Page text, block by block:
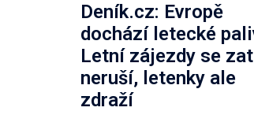
Deník.cz: Evropě
dochází letecké
Letní zájezdy se
neruší, letenky ale
zdraží